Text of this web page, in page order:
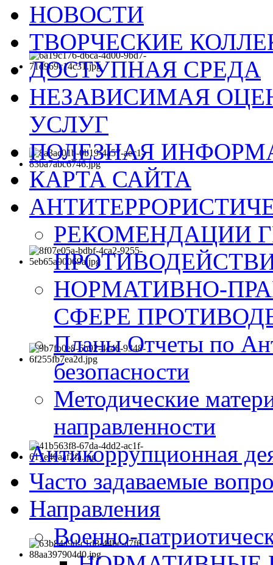
НОВОСТИ
ТВОРЧЕСКИЕ
ДОСТУПНАЯ СРЕДА
НЕЗАВИСИМАЯ
УСЛУГ
ПОЛЕЗНАЯ
КАРТА САЙТА
РЕКОМЕНДАЦИИ
НОРМАТИВНО-
СФЕРЕ
Планы Отчеты по
безопасности
Методические
направленности
Антикоррупционная
Часто задаваемые
Направления
Военно-